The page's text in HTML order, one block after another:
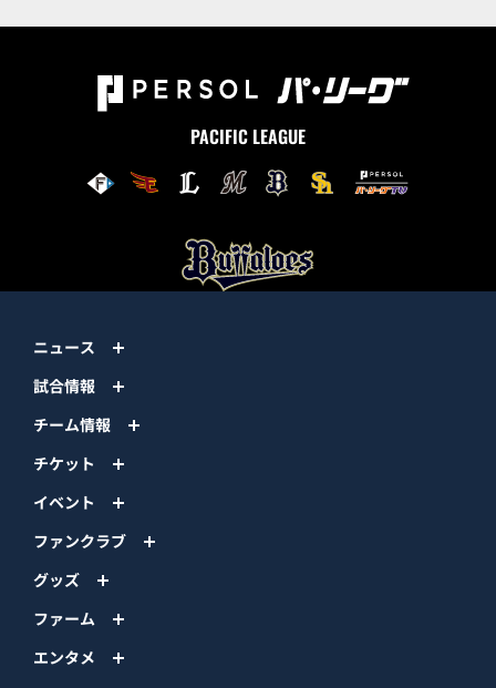
PACIFIC LEAGUE
ニュース
試合情報
チーム情報
チケット
イベント
ファンクラブ
グッズ
ファーム
エンタメ